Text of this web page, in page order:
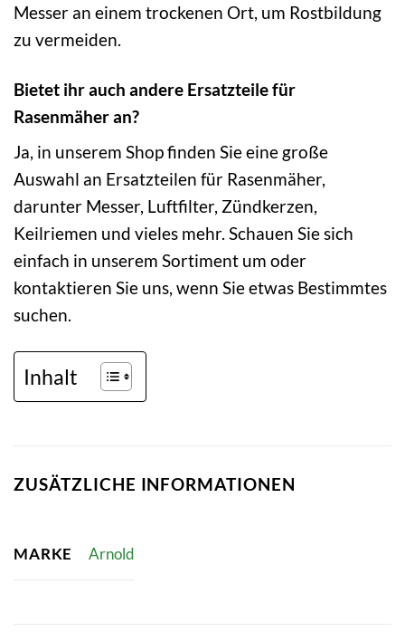
Messer an einem trockenen Ort, um Rostbildung
zu vermeiden.
Bietet ihr auch andere Ersatzteile für
Rasenmäher an?
Ja, in unserem Shop finden Sie eine große
Auswahl an Ersatzteilen für Rasenmäher,
darunter Messer, Luftfilter, Zündkerzen,
Keilriemen und vieles mehr. Schauen Sie sich
einfach in unserem Sortiment um oder
kontaktieren Sie uns, wenn Sie etwas Bestimmtes
suchen.
Inhalt
ZUSÄTZLICHE INFORMATIONEN
MARKE Arnold